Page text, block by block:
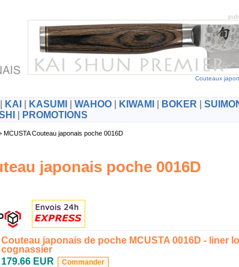
Couteaux
KAI KASUMI WAHOO| KIWAMI BOKER
PROMOTIONS
MCUSTA Couteau japonais poche 0016D
japonais poche 0016D
Couteau japonais de poche MCUSTA 0016D - liner
cognassier
179.66 EUR